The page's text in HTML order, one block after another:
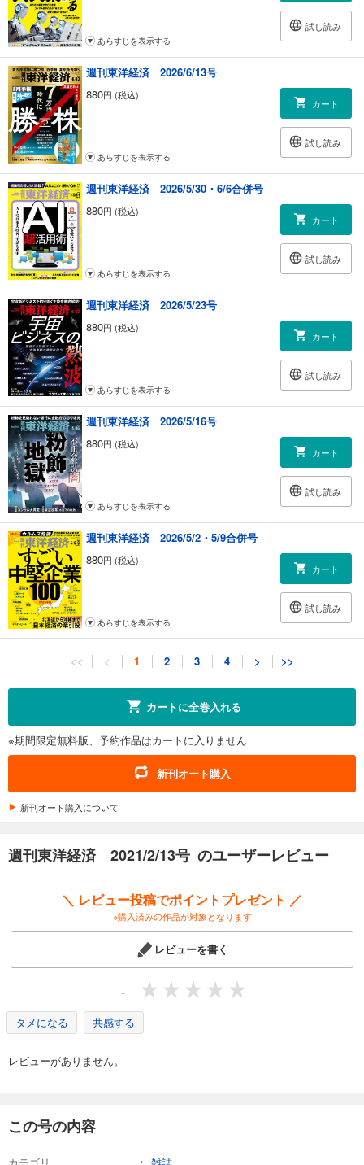
試し読み
あらすじを表示する
週刊東洋経済 2026/6/13号
880円 (税込)
カート
試し読み
あらすじを表示する
週刊東洋経済 2026/5/30・6/6合併号
880円 (税込)
カート
試し読み
あらすじを表示する
週刊東洋経済 2026/5/23号
880円 (税込)
カート
試し読み
あらすじを表示する
週刊東洋経済 2026/5/16号
880円 (税込)
カート
試し読み
あらすじを表示する
週刊東洋経済 2026/5/2・5/9合併号
880円 (税込)
カート
試し読み
あらすじを表示する
週刊東洋経済 2026/4/18・4/25合併号
試し読み
あらすじを表示する
週刊東洋経済 2026/4/11号
880円 (税込)
あらすじを表示する
880 円 (税込)
あらすじを表示する
週刊東洋経済 2026/3/28号
880円 (税込)
あらすじを表示する
週刊東洋経済 2026/3/14・3/21合併号
<< < 1 2 3 4 > >>
カートに全巻入れる
※期間限定無料版、予約作品はカートに入りません
新刊オート購入
新刊オート購入について
週刊東洋経済 2021/2/13号 のユーザーレビュー
＼ レビュー投稿でポイントプレゼント ／
※購入済みの作品が対象となります
レビューを書く
-
タメになる 共感する
レビューがありません。
この号の内容
カテゴリ 雑誌